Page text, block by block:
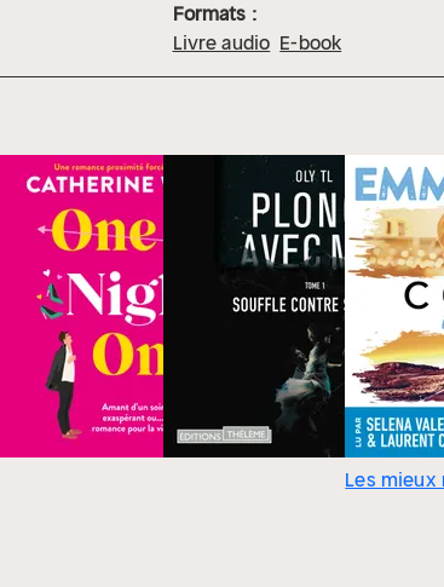
Formats :
Livre audio E-book
Les mieux